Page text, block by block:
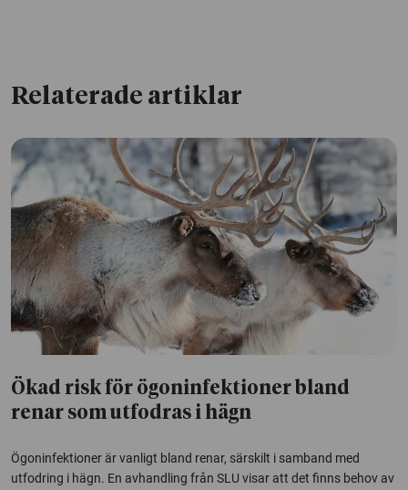
Relaterade artiklar
Ökad risk för ögoninfektioner bland
renar som utfodras i hägn
Ögoninfektioner är vanligt bland renar, särskilt i samband med
utfodring i hägn. En avhandling från SLU visar att det finns behov av